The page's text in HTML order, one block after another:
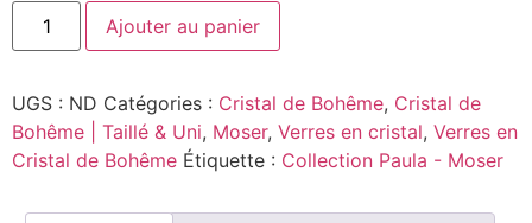
Ajouter au panier
UGS : ND Catégories : Cristal de Bohême, Cristal de
Bohême | Taillé & Uni, Moser, Verres en cristal, Verres en
Cristal de Bohême Étiquette : Collection Paula - Moser